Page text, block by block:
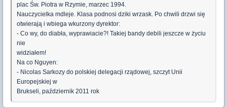
plac Św. Piotra w Rzymie, marzec 1994.
Nauczycielka mdleje. Klasa podnosi dziki wrzask. Po chwili drzwi się
otwierają i wbiega wkurzony dyrektor:
- Co wy, do diabła, wyprawiacie?! Takiej bandy debili jeszcze w życiu
nie
widziałem!
Na co Nguyen:
- Nicolas Sarkozy do polskiej delegacji rządowej, szczyt Unii
Europejskiej w
Brukseli, październik 2011 rok